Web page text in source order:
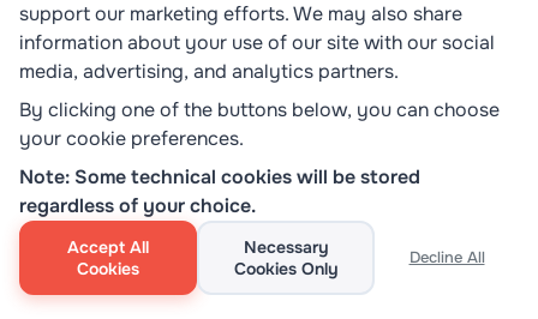
Fail2Ban starten und aktivieren:
sudo systemctl start fail2ban
sudo systemctl enable fail2ban
7.2 SSH-Konfigurationsdatei für clientseitiges
support our marketing efforts. We may also share
information about your use of our site with our social
media, advertising, and analytics partners.
By clicking one of the buttons below, you can choose
your cookie preferences.
Note: Some technical cookies will be stored
regardless of your choice.
Accept All
Cookies
Necessary
Cookies Only
Decline All